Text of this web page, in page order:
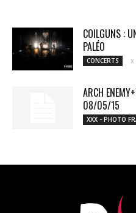
COILGUNS :
PALÉO
CONCERTS
ARCH
08/05/15
XXX - PHOTO